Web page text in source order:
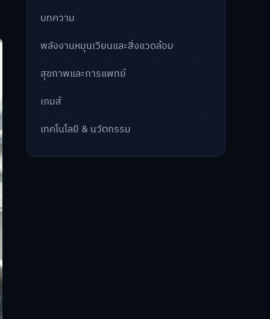
บทความ
พลังงานหมุนเวียนและสิ่งแวดล้อม
สุขภาพและการแพทย์
เกมส์
เทคโนโลยี & นวัตกรรม